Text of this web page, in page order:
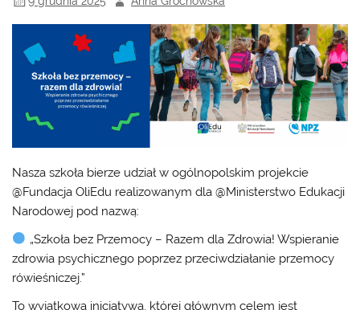
Nasza szkoła bierze udział w ogólnopolskim projekcie
@Fundacja OliEdu realizowanym dla @Ministerstwo Edukacji
Narodowej pod nazwą:
„Szkoła bez Przemocy – Razem dla Zdrowia! Wspieranie
zdrowia psychicznego poprzez przeciwdziałanie przemocy
rówieśniczej.”
To wyjątkowa inicjatywa, której głównym celem jest